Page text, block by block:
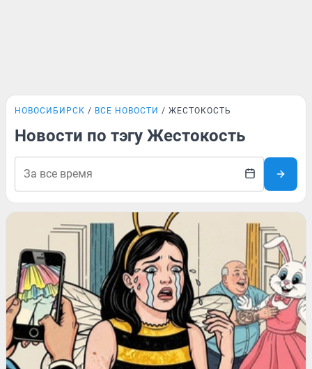
НОВОСИБИРСК ВСЕ НОВОСТИ ЖЕСТОКОСТЬ
Новости по тэгу Жестокость